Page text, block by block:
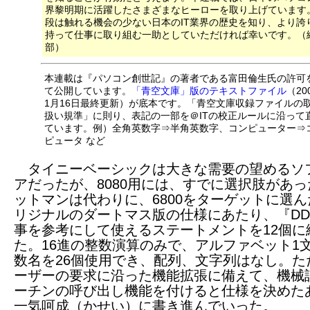
界黎明期に活躍したさまざまなヒーローを取り上げています
段は触れる機会の少ない日本のIT業界の歴史を知り、より誇
持って仕事に取り組む一助としていただければ幸いです。（
部）
本連載は『パソコン創世記』の著者である富田倫生氏の許可
て公開しています。
「青空文庫」版のテキストファイル （
1月16日最終更新）が底本です。「青空文庫収録ファイルの
扱い規準」に則り、表記の一部を＠ITの校正ルールに沿って
ています。例）全角英数字⇒半角英数字、コンピューター⇒
ピュータ など
タイニーベーシックは大きな需要の望めるソ
アだったが、8080用には、すでに選択肢があ
ットマンは代わりに、6800をターゲットに選
リジナルのダートマス版の仕様にあたり、『
事を参考にして使えるステートメントを12個に
た。16進の整数演算のみで、アルファベット1
数名を26個使用でき、配列、文字列はなし。た
ーザーの要求に沿った機能拡張に備えて、機械
ーチンの呼び出し機能を付けると仕様を決めた
一気呵成（かせい）に書き進んでいった。